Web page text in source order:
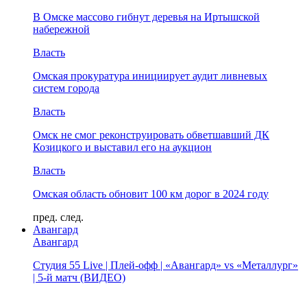
В Омске массово гибнут деревья на Иртышской
набережной
Власть
Омская прокуратура инициирует аудит ливневых
систем города
Власть
Омск не смог реконструировать обветшавший ДК
Козицкого и выставил его на аукцион
Власть
Омская область обновит 100 км дорог в 2024 году
пред. след.
Авангард
Авангард
Студия 55 Live | Плей-офф | «Авангард» vs «Металлург»
| 5-й матч (ВИДЕО)